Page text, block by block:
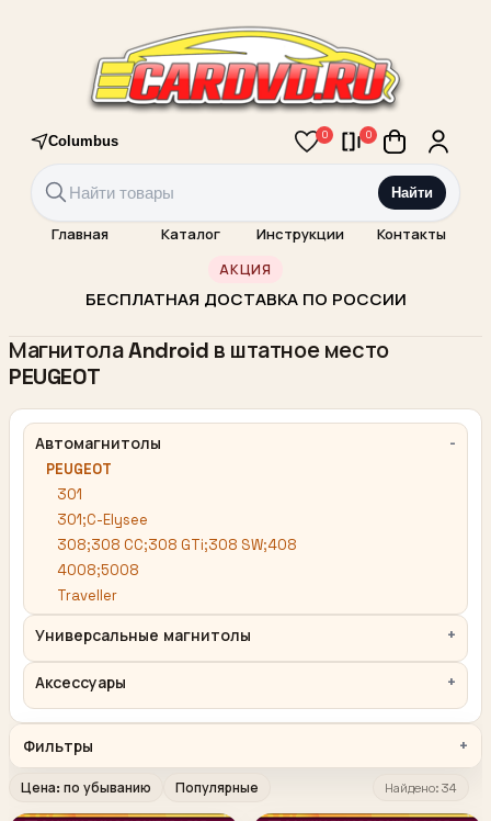
Columbus 0 0
Найти
Главная Каталог Инструкции Контакты
АКЦИЯ
БЕСПЛАТНАЯ ДОСТАВКА ПО РОССИИ
Магнитола Android в штатное место
PEUGEOT
Автомагнитолы
PEUGEOT
301
301;C-Elysee
308;308 CC;308 GTi;308 SW;408
4008;5008
Traveller
Универсальные магнитолы
Аксессуары
Фильтры
Цена: по убыванию Популярные Найдено: 34